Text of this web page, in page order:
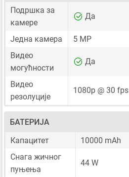
Подршка за
камере
Да
Једна камера
5 MP
Видео
могућности
Да
Видео
резолуције
1080p @ 30 fps
БАТЕРИЈА
Капацитет
10000 mAh
Снага жичног
пуњења
44 W